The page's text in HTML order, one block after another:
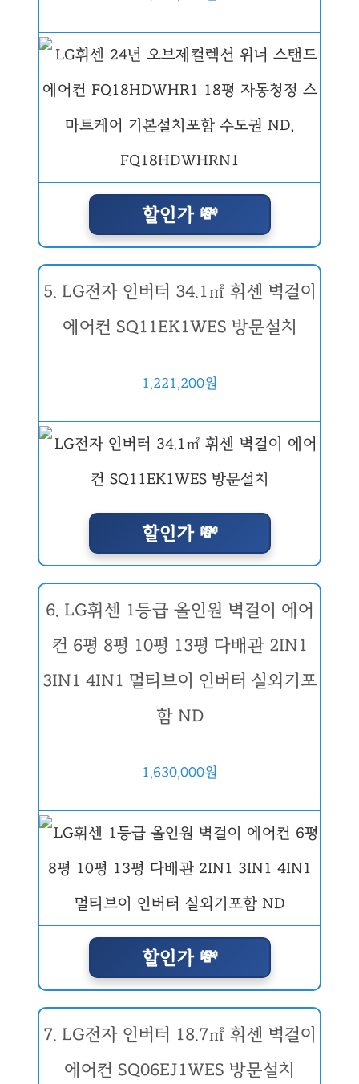
할인가 💸
5. LG전자 인버터 34.1㎡ 휘센 벽걸이
에어컨 SQ11EK1WES 방문설치
1,221,200원
할인가 💸
6. LG휘센 1등급 올인원 벽걸이 에어
컨 6평 8평 10평 13평 다배관 2IN1
3IN1 4IN1 멀티브이 인버터 실외기포
함 ND
1,630,000원
할인가 💸
7. LG전자 인버터 18.7㎡ 휘센 벽걸이
에어컨 SQ06EJ1WES 방문설치